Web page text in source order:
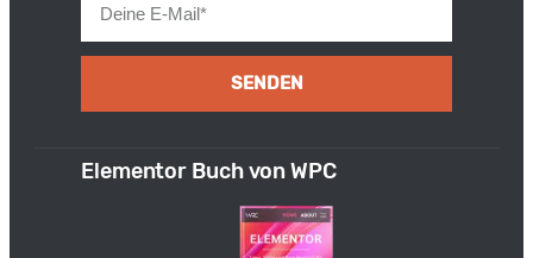
SENDEN
Elementor Buch von WPC